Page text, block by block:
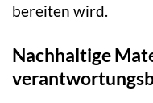
bereiten wird.
Nachhaltige